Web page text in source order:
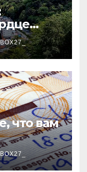
что вам